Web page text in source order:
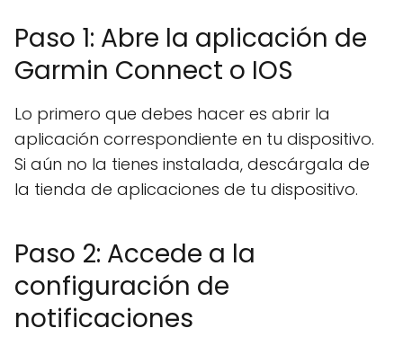
Paso 1: Abre la aplicación de
Garmin Connect o IOS
Lo primero que debes hacer es abrir la
aplicación correspondiente en tu dispositivo.
Si aún no la tienes instalada, descárgala de
la tienda de aplicaciones de tu dispositivo.
Paso 2: Accede a la
configuración de
notificaciones